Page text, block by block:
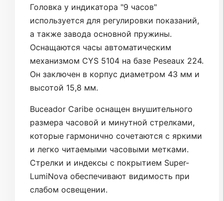
Головка у индикатора "9 часов"
используется для регулировки показаний,
а также завода основной пружины.
Оснащаются часы автоматическим
механизмом CYS 5104 на базе Peseaux 224.
Он заключен в корпус диаметром 43 мм и
высотой 15,8 мм.
Buceador Caribe оснащен внушительного
размера часовой и минутной стрелками,
которые гармонично сочетаются с яркими
и легко читаемыми часовыми метками.
Стрелки и индексы с покрытием Super-
LumiNova обеспечивают видимость при
слабом освещении.